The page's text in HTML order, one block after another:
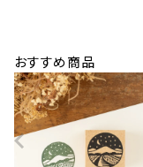
おすすめ商品